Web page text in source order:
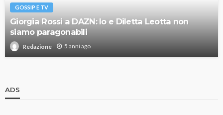
GOSSIP E TV
Giorgia Rossi a DAZN: Io e Diletta Leotta non
siamo paragonabili
Redazione 5 anni ago
ADS